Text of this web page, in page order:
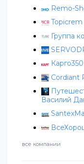
Remo-
Topicrem
Группа
Карго350
Cordiant
Василий
все компании